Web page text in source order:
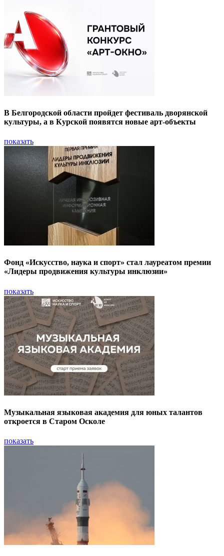
В Белгородской области пройдет фестиваль дворянской
культуры, а в Курской появятся новые арт-объекты
показать
Фонд «Искусство, наука и спорт» стал лауреатом премии
«Лидеры продвижения культуры инклюзии»
показать
Музыкальная языковая академия для юных талантов
откроется в Старом Осколе
показать